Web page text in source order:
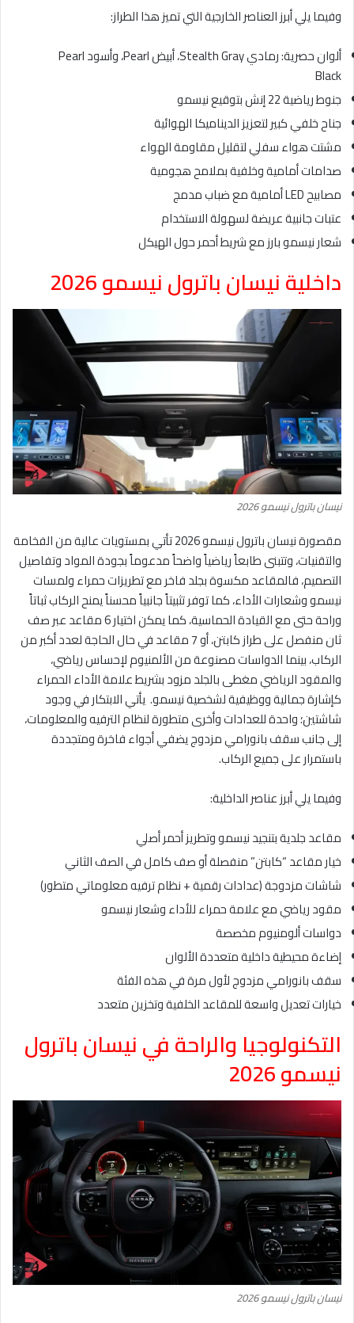
وفيما يلي أبرز العناصر الخارجية التي تميز هذا الطراز:
ألوان حصرية: رمادي Stealth Gray، أبيض Pearl، وأسود Pearl
Black
جنوط رياضية 22 إنش بتوقيع نيسمو
جناح خلفي كبير لتعزيز الديناميكا الهوائية
مشتت هواء سفلي لتقليل مقاومة الهواء
صدامات أمامية وخلفية بملامح هجومية
مصابيح LED أمامية مع ضباب مدمج
عتبات جانبية عريضة لسهولة الاستخدام
شعار نيسمو بارز مع شريط أحمر حول الهيكل
داخلية نيسان باترول نيسمو 2026
نيسان باترول نيسمو 2026
مقصورة نيسان باترول نيسمو 2026 تأتي بمستويات عالية من الفخامة
والتقنيات، وتتبنى طابعاً رياضياً واضحاً مدعوماً بجودة المواد وتفاصيل
التصميم، فالمقاعد مكسوة بجلد فاخر مع تطريزات حمراء ولمسات
نيسمو وشعارات الأداء، كما توفر تثبيتاً جانبياً محسناً يمنح الركاب ثباتاً
وراحة حتى مع القيادة الحماسية، كما يمكن اختيار 6 مقاعد عبر صف
ثان منفصل على طراز كابتن، أو 7 مقاعد في حال الحاجة لعدد أكبر من
الركاب، بينما الدواسات مصنوعة من الألمنيوم لإحساس رياضي،
والمقود الرياضي مغطى بالجلد مزود بشريط علامة الأداء الحمراء
كإشارة جمالية ووظيفية لشخصية نيسمو. يأتي الابتكار في وجود
شاشتين؛ واحدة للعدادات وأخرى متطورة لنظام الترفيه والمعلومات،
إلى جانب سقف بانورامي مزدوج يضفي أجواء فاخرة ومتجددة
باستمرار على جميع الركاب.
وفيما يلي أبرز عناصر الداخلية:
مقاعد جلدية بتنجيد نيسمو وتطريز أحمر أصلي
خيار مقاعد “كابتن” منفصلة أو صف كامل في الصف الثاني
شاشات مزدوجة (عدادات رقمية + نظام ترفيه معلوماتي متطور)
مقود رياضي مع علامة حمراء للأداء وشعار نيسمو
دواسات ألومنيوم مخصصة
إضاءة محيطية داخلية متعددة الألوان
سقف بانورامي مزدوج لأول مرة في هذه الفئة
خيارات تعديل واسعة للمقاعد الخلفية وتخزين متعدد
التكنولوجيا والراحة في نيسان باترول
نيسمو 2026
نيسان باترول نيسمو 2026